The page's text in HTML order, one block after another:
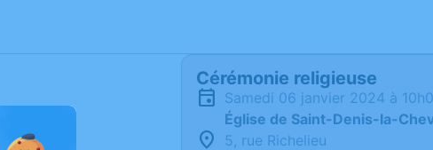
Cérémonie religieuse
samedi 06 janvier 2024 à
Église de Saint-Denis-la-
5, rue Richelieu